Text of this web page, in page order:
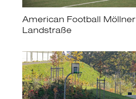
American Football Möllner
Landstraße